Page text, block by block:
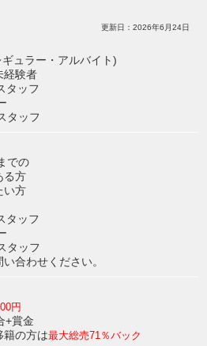
更新日：2026年6月24日
ュラー・アルバイト)
経験者
タッフ
タッフ
での
る方
い方
タッフ
タッフ
合わせください。
円
+賞金
の方は最大総売71％バック